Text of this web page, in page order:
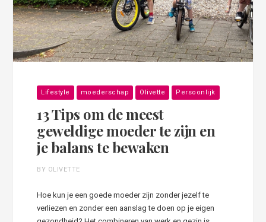
Lifestyle moederschap Olivette Persoonlijk
13 Tips om de meest
geweldige moeder te zijn en
je balans te bewaken
BY OLIVETTE
Hoe kun je een goede moeder zijn zonder jezelf te
verliezen en zonder een aanslag te doen op je eigen